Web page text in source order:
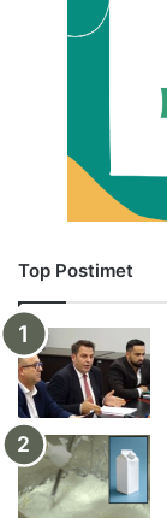
Top Postimet